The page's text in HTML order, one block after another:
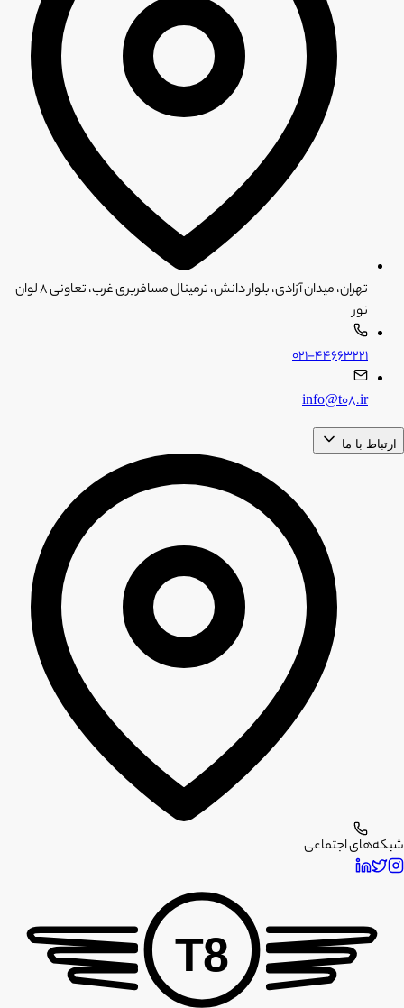
تهران، میدان آزادی، بلوار دانش، ترمینال مسافربری غرب، تعاونی ۸ لوان
نور
۰۲۱-۴۴۶۶۳۲۲۱
info@t08.ir
ارتباط با ما
شبکه‌های اجتماعی
T8